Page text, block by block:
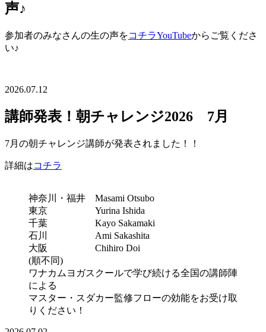
声♪
参加者のみなさんの生の声をコチラYouTubeからご覧くださ
い♪
2026.07.12
講師発表！朝チャレンジ2026 7月
7月の朝チャレンジ講師が発表されました！！
詳細はコチラ
神奈川・福井 Masami Otsubo
東京 Yurina Ishida
千葉 Kayo Sakamaki
石川 Ami Sakashita
大阪 Chihiro Doi
(順不同)
ワナカムヨガスクールで学び続ける全国の講師陣
による
マスター・スダカー監修フローの効能をお受け取
りください！